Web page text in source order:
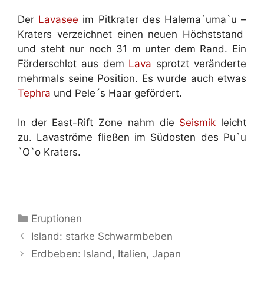
Der Lavasee im Pitkrater des Halema`uma`u –
Kraters verzeichnet einen neuen Höchststand
und steht nur noch 31 m unter dem Rand. Ein
Förderschlot aus dem Lava sprotzt veränderte
mehrmals seine Position. Es wurde auch etwas
Tephra und Pele´s Haar gefördert.
In der East-Rift Zone nahm die Seismik leicht
zu. Lavaströme fließen im Südosten des Pu`u
`O`o Kraters.
Kategorien
Eruptionen
Island: starke Schwarmbeben
Erdbeben: Island, Italien, Japan